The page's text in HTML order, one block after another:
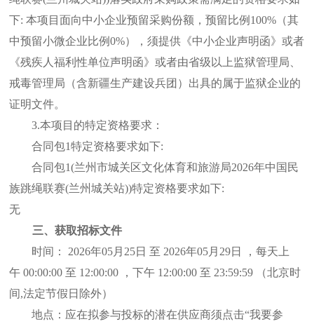
下: 本项目面向中小企业预留采购份额，预留比例100%（其
中预留小微企业比例0%），须提供《中小企业声明函》或者
《残疾人福利性单位声明函》或者由省级以上监狱管理局、
戒毒管理局（含新疆生产建设兵团）出具的属于监狱企业的
证明文件。
3.本项目的特定资格要求：
合同包1特定资格要求如下:
合同包1(兰州市城关区文化体育和旅游局2026年中国民
族跳绳联赛(兰州城关站))特定资格要求如下:
无
三、获取招标文件
时间：
2026年05月 25日 至 2026年05月29日
，每天上
午 00:00:00 至 12:00:00 ，下午 12:00:00 至 23:59:59 （北京时
间,法定节假日除外）
地点：应在拟参与投标的潜在供应商须点击“我要参